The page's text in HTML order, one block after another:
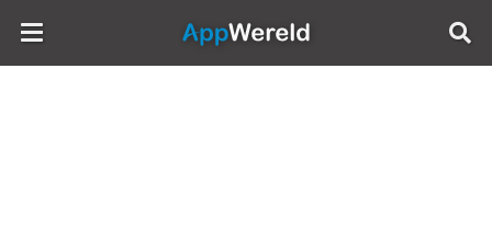
AppWereld